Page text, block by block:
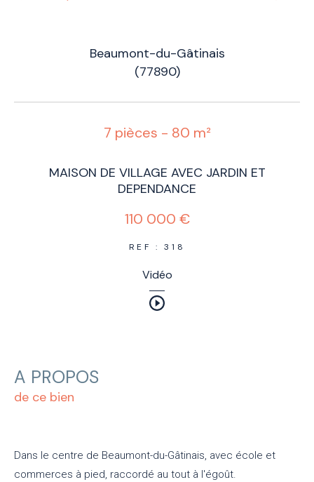
Beaumont-du-Gâtinais
(77890)
7 pièces - 80 m²
MAISON DE VILLAGE AVEC JARDIN ET
DEPENDANCE
110 000 €
REF : 318
Vidéo
A PROPOS
de ce bien
Dans le centre de Beaumont-du-Gâtinais, avec école et
commerces à pied, raccordé au tout à l'égoût.